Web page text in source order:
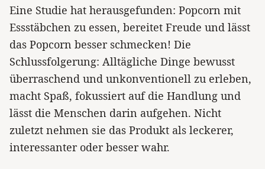
Eine Studie hat herausgefunden: Popcorn mit
Essstäbchen zu essen, bereitet Freude und lässt
das Popcorn besser schmecken! Die
Schlussfolgerung: Alltägliche Dinge bewusst
überraschend und unkonventionell zu erleben,
macht Spaß, fokussiert auf die Handlung und
lässt die Menschen darin aufgehen. Nicht
zuletzt nehmen sie das Produkt als leckerer,
interessanter oder besser wahr.